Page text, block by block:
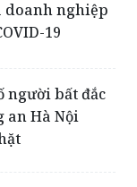
doanh nghiệp
19
người bất đắc
an Hà Nội